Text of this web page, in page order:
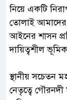
নিয়ে একটি
তোলাই আমাদের
আইনের শাসন
দায়িত্বশীল
‎স্থানীয় সচেতন
নেতৃত্বে